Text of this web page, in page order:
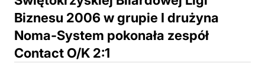
Biznesu 2006 w grupie I drużyna
Noma-System pokonała zespół
Contact O/K 2:1